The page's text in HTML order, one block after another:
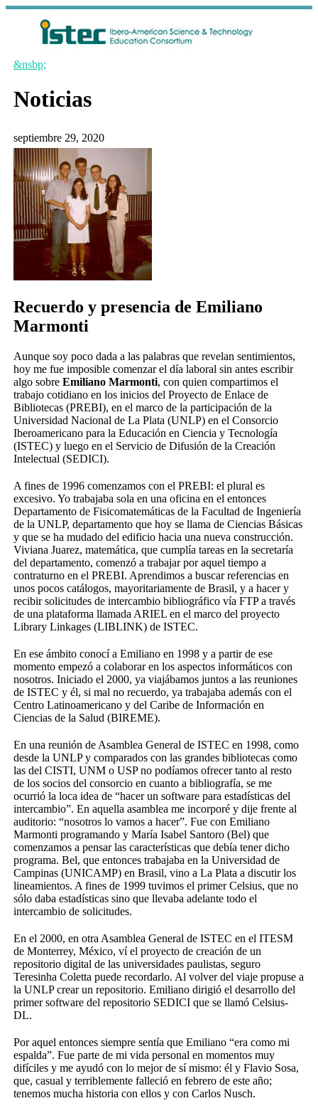
&nsbp;
Noticias
septiembre 29, 2020
Recuerdo y presencia de Emiliano
Marmonti
Aunque soy poco dada a las palabras que revelan sentimientos,
hoy me fue imposible comenzar el día laboral sin antes escribir
algo sobre Emiliano Marmonti, con quien compartimos el
trabajo cotidiano en los inicios del Proyecto de Enlace de
Bibliotecas (PREBI), en el marco de la participación de la
Universidad Nacional de La Plata (UNLP) en el Consorcio
Iberoamericano para la Educación en Ciencia y Tecnología
(ISTEC) y luego en el Servicio de Difusión de la Creación
Intelectual (SEDICI).
A fines de 1996 comenzamos con el PREBI: el plural es
excesivo. Yo trabajaba sola en una oficina en el entonces
Departamento de Fisicomatemáticas de la Facultad de Ingeniería
de la UNLP, departamento que hoy se llama de Ciencias Básicas
y que se ha mudado del edificio hacia una nueva construcción.
Viviana Juarez, matemática, que cumplía tareas en la secretaría
del departamento, comenzó a trabajar por aquel tiempo a
contraturno en el PREBI. Aprendimos a buscar referencias en
unos pocos catálogos, mayoritariamente de Brasil, y a hacer y
recibir solicitudes de intercambio bibliográfico vía FTP a través
de una plataforma llamada ARIEL en el marco del proyecto
Library Linkages (LIBLINK) de ISTEC.
En ese ámbito conocí a Emiliano en 1998 y a partir de ese
momento empezó a colaborar en los aspectos informáticos con
nosotros. Iniciado el 2000, ya viajábamos juntos a las reuniones
de ISTEC y él, si mal no recuerdo, ya trabajaba además con el
Centro Latinoamericano y del Caribe de Información en
Ciencias de la Salud (BIREME).
En una reunión de Asamblea General de ISTEC en 1998, como
desde la UNLP y comparados con las grandes bibliotecas como
las del CISTI, UNM o USP no podíamos ofrecer tanto al resto
de los socios del consorcio en cuanto a bibliografía, se me
ocurrió la loca idea de “hacer un software para estadísticas del
intercambio”. En aquella asamblea me incorporé y dije frente al
auditorio: “nosotros lo vamos a hacer”. Fue con Emiliano
Marmonti programando y María Isabel Santoro (Bel) que
comenzamos a pensar las características que debía tener dicho
programa. Bel, que entonces trabajaba en la Universidad de
Campinas (UNICAMP) en Brasil, vino a La Plata a discutir los
lineamientos. A fines de 1999 tuvimos el primer Celsius, que no
sólo daba estadísticas sino que llevaba adelante todo el
intercambio de solicitudes.
En el 2000, en otra Asamblea General de ISTEC en el ITESM
de Monterrey, México, ví el proyecto de creación de un
repositorio digital de las universidades paulistas, seguro
Teresinha Coletta puede recordarlo. Al volver del viaje propuse a
la UNLP crear un repositorio. Emiliano dirigió el desarrollo del
primer software del repositorio SEDICI que se llamó Celsius-
DL.
Por aquel entonces siempre sentía que Emiliano “era como mi
espalda”. Fue parte de mi vida personal en momentos muy
difíciles y me ayudó con lo mejor de sí mismo: él y Flavio Sosa,
que, casual y terriblemente falleció en febrero de este año;
tenemos mucha historia con ellos y con Carlos Nusch.